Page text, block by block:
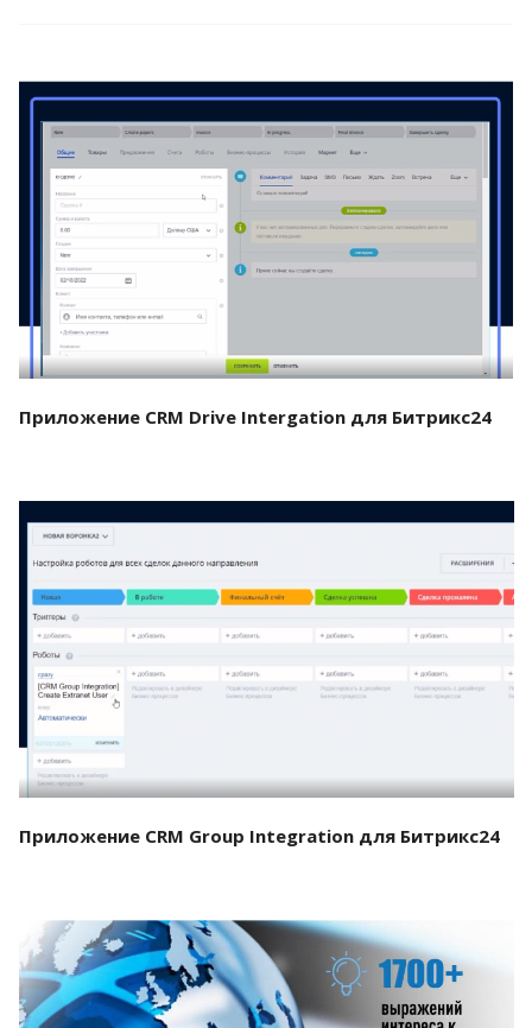
Смотреть проект
Приложение CRM Drive Intergation для Битрикс24
Смотреть проект
Приложение CRM Group Integration для Битрикс24